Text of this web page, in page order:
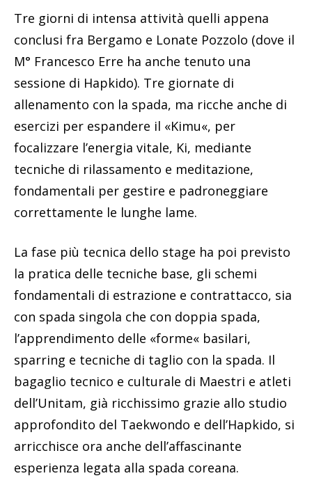
Tre giorni di intensa attività quelli appena
conclusi fra Bergamo e Lonate Pozzolo (dove il
M° Francesco Erre ha anche tenuto una
sessione di Hapkido). Tre giornate di
allenamento con la spada, ma ricche anche di
esercizi per espandere il «Kimu«, per
focalizzare l’energia vitale, Ki, mediante
tecniche di rilassamento e meditazione,
fondamentali per gestire e padroneggiare
correttamente le lunghe lame.
La fase più tecnica dello stage ha poi previsto
la pratica delle tecniche base, gli schemi
fondamentali di estrazione e contrattacco, sia
con spada singola che con doppia spada,
l’apprendimento delle «forme« basilari,
sparring e tecniche di taglio con la spada. Il
bagaglio tecnico e culturale di Maestri e atleti
dell’Unitam, già ricchissimo grazie allo studio
approfondito del Taekwondo e dell’Hapkido, si
arricchisce ora anche dell’affascinante
esperienza legata alla spada coreana.